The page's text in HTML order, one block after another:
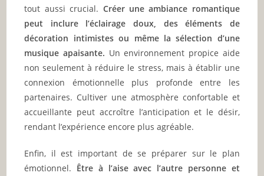
tout aussi crucial. Créer une ambiance romantique
peut inclure l’éclairage doux, des éléments de
décoration intimistes ou même la sélection d’une
musique apaisante. Un environnement propice aide
non seulement à réduire le stress, mais à établir une
connexion émotionnelle plus profonde entre les
partenaires. Cultiver une atmosphère confortable et
accueillante peut accroître l’anticipation et le désir,
rendant l’expérience encore plus agréable.
Enfin, il est important de se préparer sur le plan
émotionnel. Être à l’aise avec l’autre personne et